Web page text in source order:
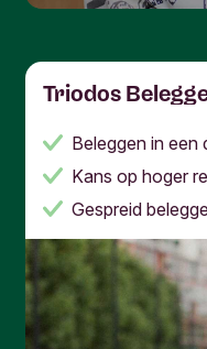
Triodos
Beleggen in
Kans op hoger
Gespreid